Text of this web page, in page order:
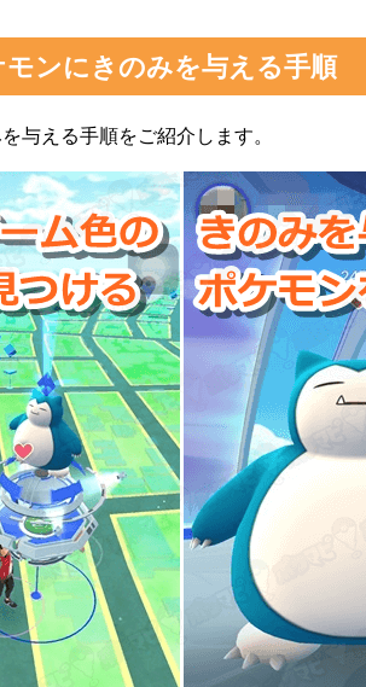
モンにきのみを与える手順
与える手順をご紹介します。